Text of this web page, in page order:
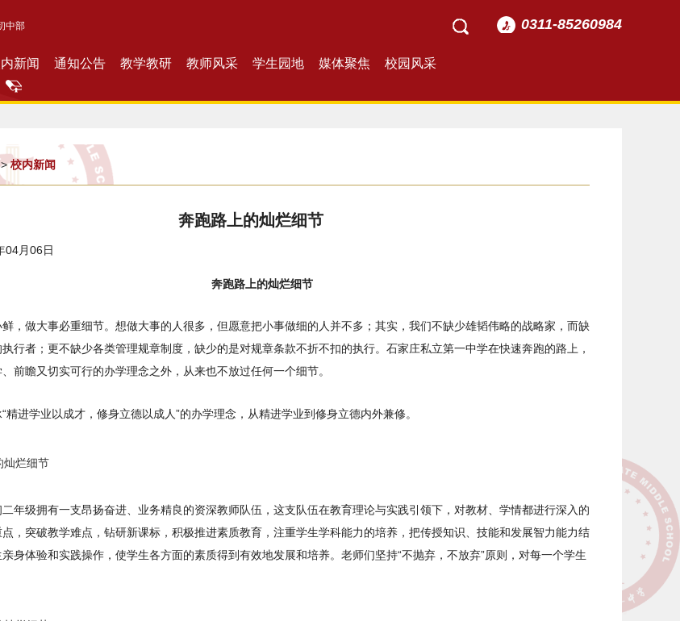
0311-85260984
中部
新闻 通知公告 教学教研 教师风采 学生园地 媒体聚焦 校园风采
校内新闻
奔跑路上的灿烂细节
04月06日
奔跑路上的灿烂细节
，做大事必重细节。想做大事的人很多，但愿意把小事做细的人并不多；其实，我们不缺少雄韬伟略的战略家，而缺
行者；更不缺少各类管理规章制度，缺少的是对规章条款不折不扣的执行。石家庄私立第一中学在快速奔跑的路上，
前瞻又切实可行的办学理念之外，从来也不放过任何一个细节。
精进学业以成才，修身立德以成人”的办学理念，从精进学业到修身立德内外兼修。
年级拥有一支昂扬奋进、业务精良的资深教师队伍，这支队伍在教育理论与实践引领下，对教材、学情都进行深入的
，突破教学难点，钻研新课标，积极推进素质教育，注重学生学科能力的培养，把传授知识、技能和发展智力能力结
身体验和实践操作，使学生各方面的素质得到有效地发展和培养。老师们坚持“不抛弃，不放弃”原则，对每一个学生